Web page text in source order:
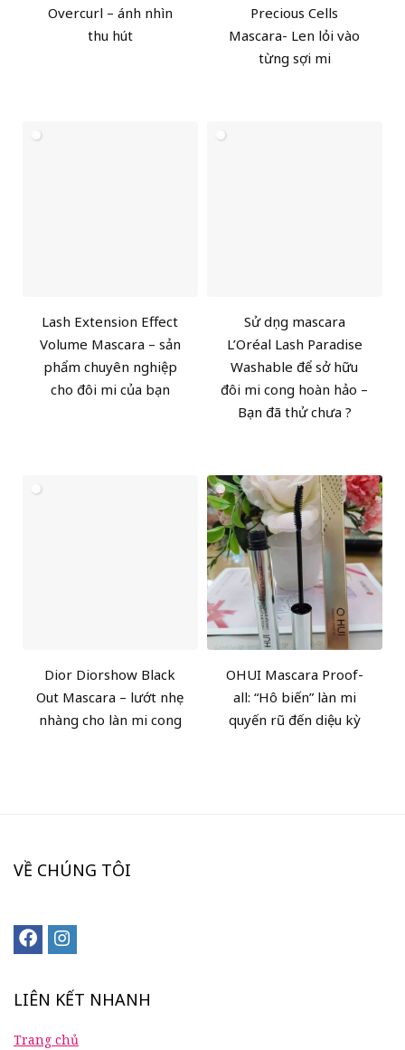
Overcurl – ánh nhìn
thu hút
Precious Cells
Mascara- Len lỏi vào
từng sợi mi
Lash Extension Effect
Volume Mascara – sản
phẩm chuyên nghiệp
cho đôi mi của bạn
Sử dụng mascara
L’Oréal Lash Paradise
Washable để sở hữu
đôi mi cong hoàn hảo –
Bạn đã thử chưa ?
Dior Diorshow Black
Out Mascara – lướt nhẹ
nhàng cho làn mi cong
OHUI Mascara Proof-
all: “Hô biến” làn mi
quyến rũ đến diệu kỳ
VỀ CHÚNG TÔI
LIÊN KẾT NHANH
Trang chủ